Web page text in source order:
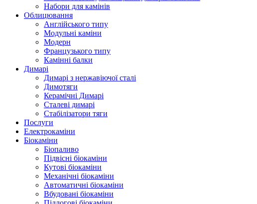
Набори для камінів
Облицювання
Англійського типу
Модульні каміни
Модерн
Французького типу
Камінні балки
Димарі
Димарі з нержавіючої сталі
Димотяги
Керамічні Димарі
Сталеві димарі
Стабілізатори тяги
Послуги
Електрокаміни
Біокаміни
Біопаливо
Підвісні біокаміни
Кутові біокаміни
Механічні біокаміни
Автоматичні біокаміни
Вбудовані біокаміни